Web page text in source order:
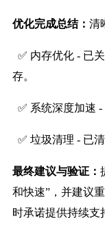
优化完成总结： 清
✅ 内存优化 - 已
存。
✅ 系统深度加速
✅ 垃圾清理 - 已
最终建议与验证：
和快速”，并建议
时承诺提供持续支